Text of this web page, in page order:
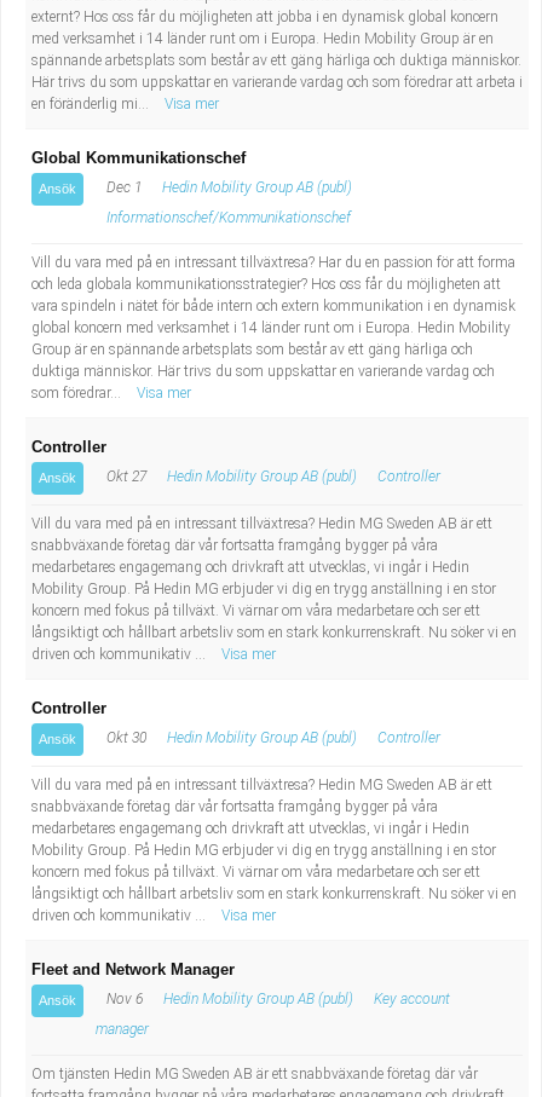
externt? Hos oss får du möjligheten att jobba i en dynamisk global koncern
med verksamhet i 14 länder runt om i Europa. Hedin Mobility Group är en
spännande arbetsplats som består av ett gäng härliga och duktiga människor.
Här trivs du som uppskattar en varierande vardag och som föredrar att arbeta i
en föränderlig mi...
Visa mer
Global Kommunikationschef
Ansök Dec 1
Hedin Mobility Group AB (publ)
Informationschef/Kommunikationschef
Vill du vara med på en intressant tillväxtresa? Har du en passion för att forma
och leda globala kommunikationsstrategier? Hos oss får du möjligheten att
vara spindeln i nätet för både intern och extern kommunikation i en dynamisk
global koncern med verksamhet i 14 länder runt om i Europa. Hedin Mobility
Group är en spännande arbetsplats som består av ett gäng härliga och
duktiga människor. Här trivs du som uppskattar en varierande vardag och
som föredrar...
Visa mer
Controller
Ansök Okt 27 Hedin Mobility Group AB (publ) Controller
Vill du vara med på en intressant tillväxtresa? Hedin MG Sweden AB är ett
snabbväxande företag där vår fortsatta framgång bygger på våra
medarbetares engagemang och drivkraft att utvecklas, vi ingår i Hedin
Mobility Group. På Hedin MG erbjuder vi dig en trygg anställning i en stor
koncern med fokus på tillväxt. Vi värnar om våra medarbetare och ser ett
långsiktigt och hållbart arbetsliv som en stark konkurrenskraft. Nu söker vi en
driven och kommunikativ ...
Visa mer
Controller
Ansök Okt 30 Hedin Mobility Group AB (publ) Controller
Vill du vara med på en intressant tillväxtresa? Hedin MG Sweden AB är ett
snabbväxande företag där vår fortsatta framgång bygger på våra
medarbetares engagemang och drivkraft att utvecklas, vi ingår i Hedin
Mobility Group. På Hedin MG erbjuder vi dig en trygg anställning i en stor
koncern med fokus på tillväxt. Vi värnar om våra medarbetare och ser ett
långsiktigt och hållbart arbetsliv som en stark konkurrenskraft. Nu söker vi en
driven och kommunikativ ...
Visa mer
Fleet and Network Manager
Ansök Nov 6 Hedin Mobility Group AB (publ)
Key account
manager
Om tjänsten Hedin MG Sweden AB är ett snabbväxande företag där vår